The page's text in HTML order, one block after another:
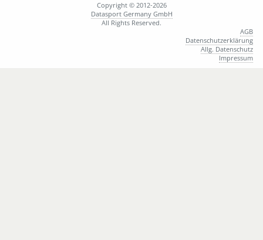
Copyright © 2012-2026
Datasport Germany GmbH
All Rights Reserved.
AGB
Datenschutzerklärung
Allg. Datenschutz
Impressum